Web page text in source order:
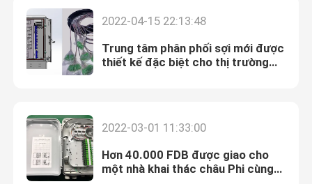
2022-04-15 22:13:48
Trung tâm phân phối sợi mới được
thiết kế đặc biệt cho thị trường
2022-03-01 11:33:00
Hơn 40.000 FDB được giao cho
một nhà khai thác châu Phi cùng